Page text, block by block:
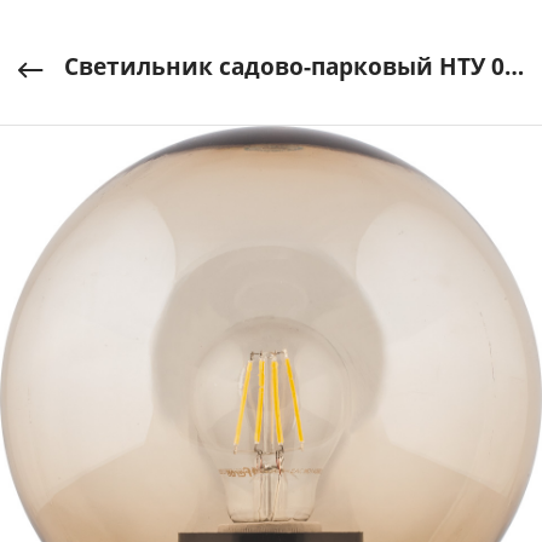
Светильник садово-парковый НТУ 01-60-203 шар 200мм, ПМАА, E27 IP44, золотой FERON арт. 11563